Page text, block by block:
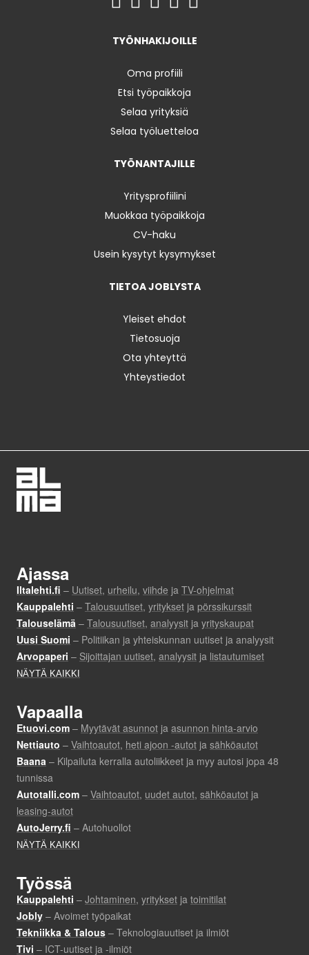
TYÖNHAKIJOILLE
Oma profiili
Etsi työpaikkoja
Selaa yrityksiä
Selaa työluetteloa
TYÖNANTAJILLE
Yritysprofiilini
Muokkaa työpaikkoja
CV-haku
Usein kysytyt kysymykset
TIETOA JOBLYSTA
Yleiset ehdot
Tietosuoja
Ota yhteyttä
Yhteystiedot